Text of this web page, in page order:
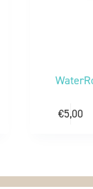
€5,00